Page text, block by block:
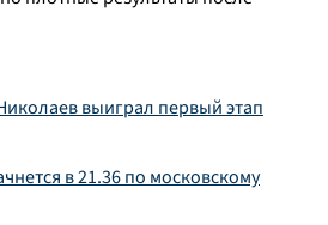
выиграл первый этап
в 21.36 по московскому